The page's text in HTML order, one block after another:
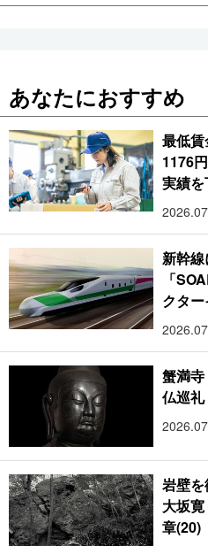
あなたにおすすめ
最低
1176
実績
新幹
「
クタ
蟹満
仏巡礼
岩壁
大坂
章(20)